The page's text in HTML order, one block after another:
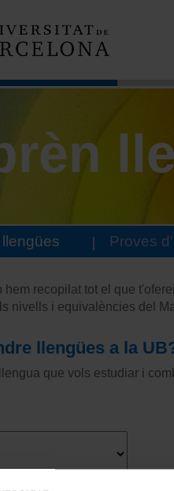
Proves
hem recopilat tot el que
nivells i equivalències del
llengües a la
que vols estudiar i